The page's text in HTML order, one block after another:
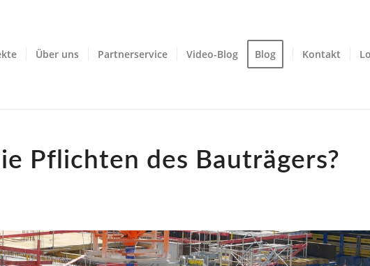
Über uns Partnerservice Video-Blog Blog Kontakt
Pflichten des Bauträgers?